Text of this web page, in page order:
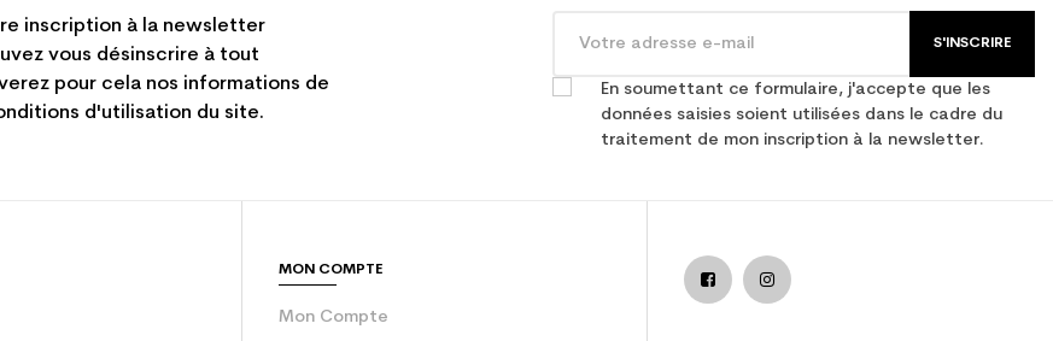
inscription à la newsletter
vous désinscrire à tout
pour cela nos informations de
d'utilisation du site.
S'INSCRIRE
En soumettant ce formulaire, j'accepte que les
données saisies soient utilisées dans le cadre du
traitement de mon inscription à la newsletter.
MON COMPTE
Mon Compte